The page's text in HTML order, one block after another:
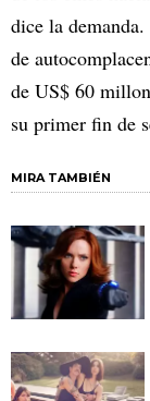
dice la
de
de US$ 60
su primer fin de
MIRA TAMBIÉN